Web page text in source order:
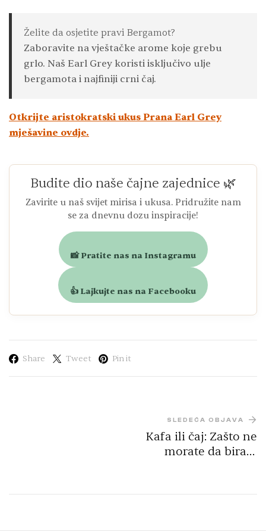
Želite da osjetite pravi Bergamot?
Zaboravite na vještačke arome koje grebu
grlo. Naš Earl Grey koristi isključivo ulje
bergamota i najfiniji crni čaj.
Otkrijte aristokratski ukus Prana Earl Grey
mješavine ovdje.
Budite dio naše čajne zajednice 🌿
Zavirite u naš svijet mirisa i ukusa. Pridružite nam
se za dnevnu dozu inspiracije!
📸 Pratite nas na Instagramu
👍 Lajkujte nas na Facebooku
Share Tweet Pin it
SLEDEĆA OBJAVA
Kafa ili čaj: Zašto ne
morate da birate